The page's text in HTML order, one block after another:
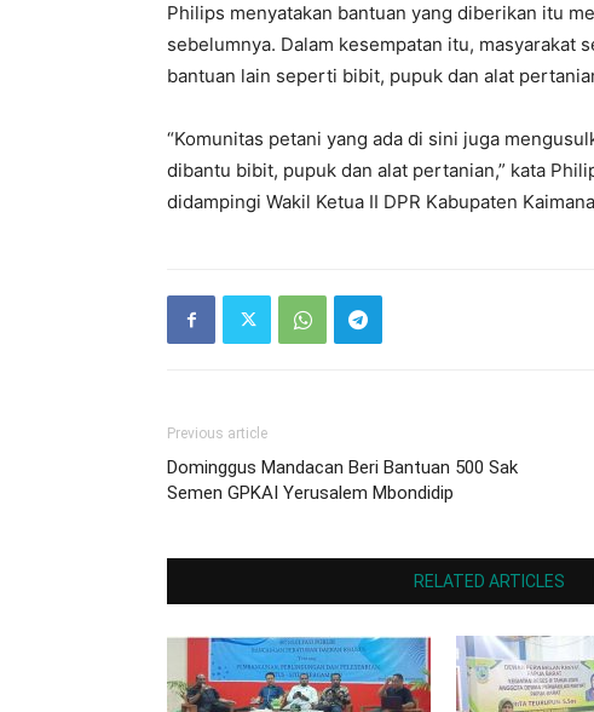
Philips menyatakan bantuan yang diberikan itu
sebelumnya. Dalam kesempatan itu, masyarakat
bantuan lain seperti bibit, pupuk dan alat
“Komunitas petani yang ada di sini juga
dibantu bibit, pupuk dan alat pertanian,” kata
didampingi Wakil Ketua II DPR Kabupaten
Previous article
Dominggus Mandacan Beri Bantuan 500 Sak
Semen GPKAI Yerusalem Mbondidip
RELATED ARTICLES